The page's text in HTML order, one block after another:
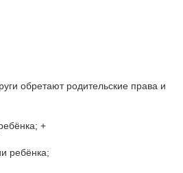
обретают родительские права и
+
ребёнка;